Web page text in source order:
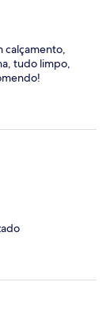
calçamento,
tudo limpo,